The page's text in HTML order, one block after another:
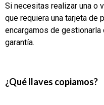
Si necesitas realizar una o
que requiera una tarjeta de
encargamos de
garantía.
¿Qué llaves copiamos?